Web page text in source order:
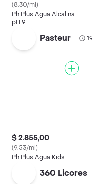
(8.30/ml)
Ph Plus Agua Alcalina
pH 9
Pasteur
$ 2.855,00
(9.53/ml)
Ph Plus Agua Kids
360 Licores